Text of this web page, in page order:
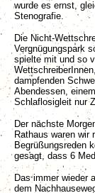
wurde es ernst,
Stenografie.
Die Nicht-
Vergnügungspark
spielte mit und so
dampfenden
Abendessen,
Schlaflosigleit nur
Der nächste
Rathaus waren
Begrüßungsreden
gesagt, dass 6
Das immer wieder
dem